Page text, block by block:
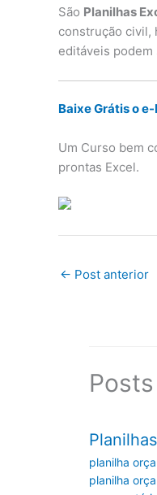
São Planilhas
construção civil,
editáveis
Baixe Grátis o
Um Curso bem
prontas Excel.
← Post anterior
planilha
planilha